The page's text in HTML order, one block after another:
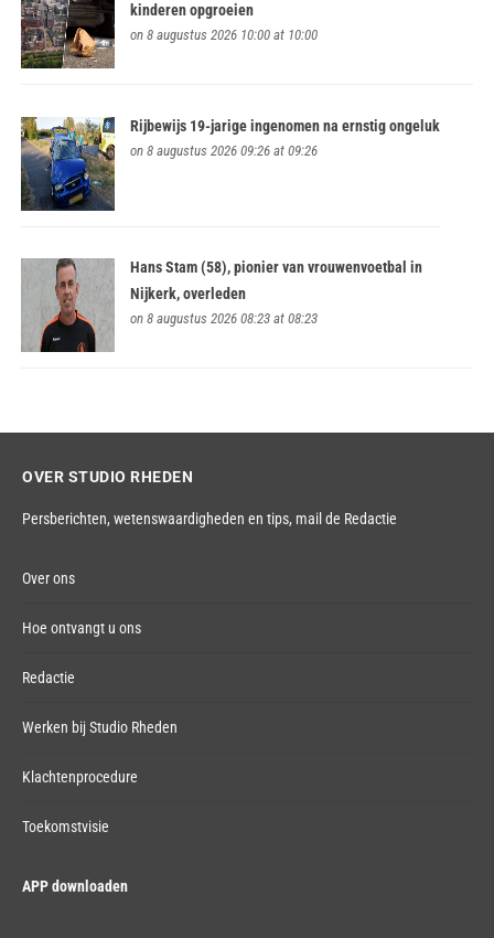
kinderen opgroeien
on 8 augustus 2026 10:00 at 10:00
Rijbewijs 19-jarige ingenomen na ernstig ongeluk
on 8 augustus 2026 09:26 at 09:26
Hans Stam (58), pionier van vrouwenvoetbal in
Nijkerk, overleden
on 8 augustus 2026 08:23 at 08:23
OVER STUDIO RHEDEN
Persberichten, wetenswaardigheden en tips, mail de Redactie
Over ons
Hoe ontvangt u ons
Redactie
Werken bij Studio Rheden
Klachtenprocedure
Toekomstvisie
APP downloaden